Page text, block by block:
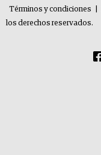
Términos y condiciones
los derechos reservados.